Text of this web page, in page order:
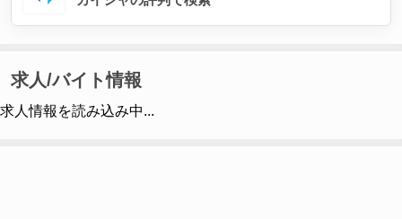
求人/バイト情報
求人情報を読み込み中...